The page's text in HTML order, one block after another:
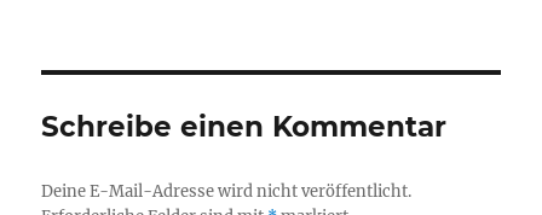
Schreibe einen Kommentar
Deine E-Mail-Adresse wird nicht veröffentlicht.